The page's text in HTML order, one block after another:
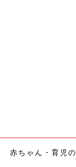
赤ちゃん・育児